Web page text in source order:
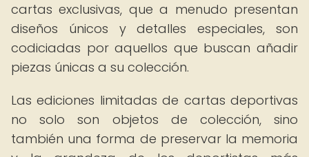
cartas exclusivas, que a menudo presentan
diseños únicos y detalles especiales, son
codiciadas por aquellos que buscan añadir
piezas únicas a su colección.
Las ediciones limitadas de cartas deportivas
no solo son objetos de colección, sino
también una forma de preservar la memoria